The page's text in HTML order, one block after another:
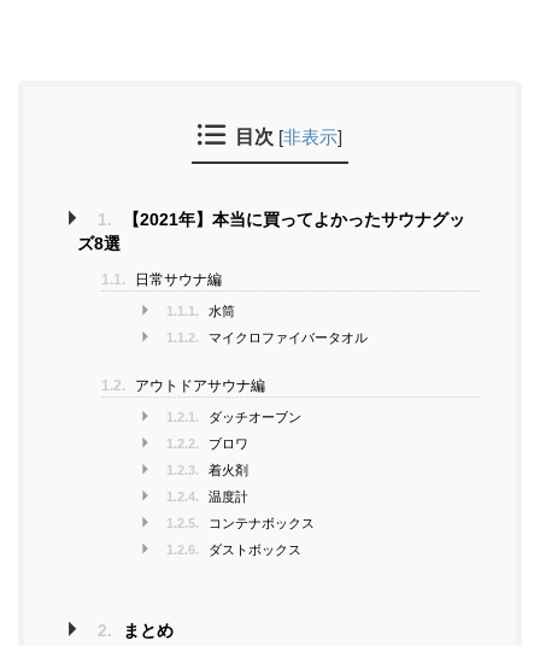
目次 [非表示]
1.
【2021年】本当に買ってよかったサウナグッ
ズ8選
1.1. 日常サウナ編
1.1.1.
水筒
1.1.2.
マイクロファイバータオル
1.2. アウトドアサウナ編
1.2.1.
ダッチオーブン
1.2.2.
ブロワ
1.2.3.
着火剤
1.2.4.
温度計
1.2.5.
コンテナボックス
1.2.6.
ダストボックス
2. まとめ